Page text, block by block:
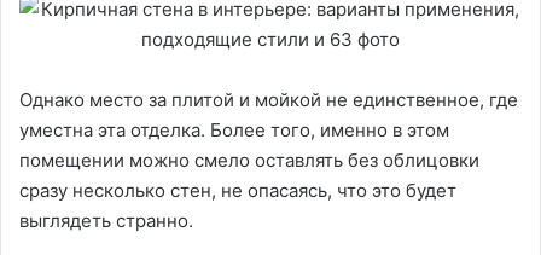
Однако место за плитой и мойкой не единственное, где
уместна эта отделка. Более того, именно в этом
помещении можно смело оставлять без облицовки
сразу несколько стен, не опасаясь, что это будет
выглядеть странно.